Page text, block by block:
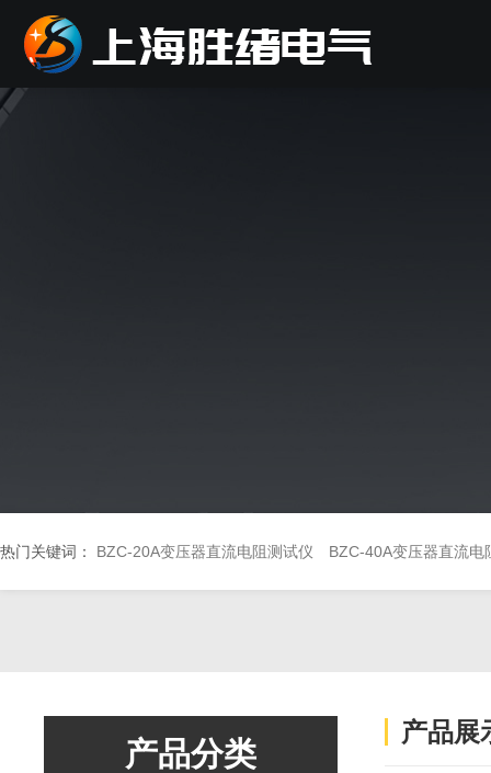
热门关键词： BZC-20A变压器直流电阻测试仪 BZC-40A变压器直流电
产品分类
产品展